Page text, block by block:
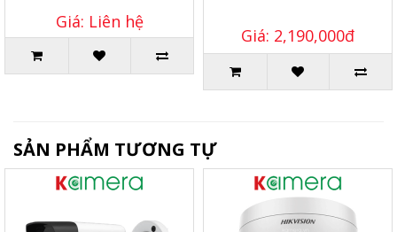
Giá: Liên hệ
Giá: 2,190,000đ
SẢN PHẨM TƯƠNG TỰ